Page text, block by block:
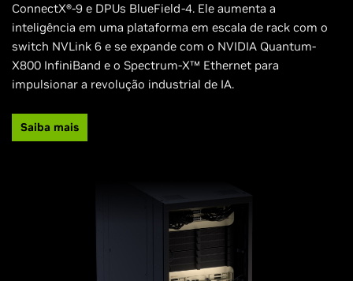
ConnectX®-9 e DPUs BlueField-4. Ele aumenta a
inteligência em uma plataforma em escala de rack com o
switch NVLink 6 e se expande com o NVIDIA Quantum-
X800 InfiniBand e o Spectrum-X™ Ethernet para
impulsionar a revolução industrial de IA.
Saiba mais